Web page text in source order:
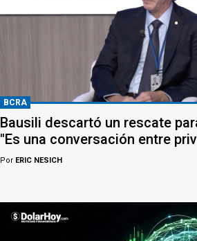
BCRA
Bausili descartó un rescate
"Es una conversación entre
Por ERIC NESICH